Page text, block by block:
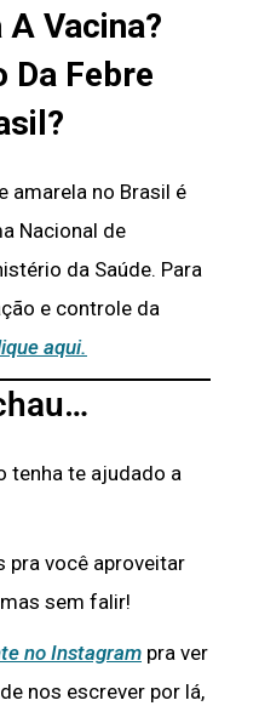
Vacina?
Da Febre
amarela no Brasil é
Nacional de
da Saúde. Para
e controle da
aqui.
tenha te ajudado a
pra você aproveitar
sem falir!
no Instagram pra ver
nos escrever por lá,